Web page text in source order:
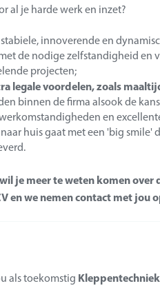
al je harde werk en inzet?
innoverende en
de nodige zelfstandigheid en
projecten;
legale voordelen, zoals
binnen de firma alsook de
en
huis gaat met een 'big smile'
je meer te weten komen over
en we nemen contact met jou
als toekomstig